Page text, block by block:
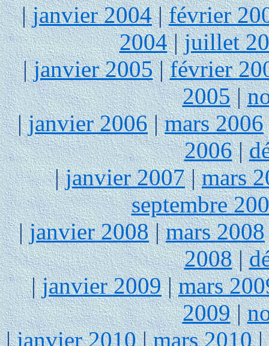
|janvier 2004|février
2004|juillet
|janvier 2005|février
2005|
|janvier 2006|mars 2006
2006|
|janvier 2007|mars
septembre
|janvier 2008|mars 2008
2008|
|janvier 2009|mars
2009|
|janvier 2010|mars 2010|